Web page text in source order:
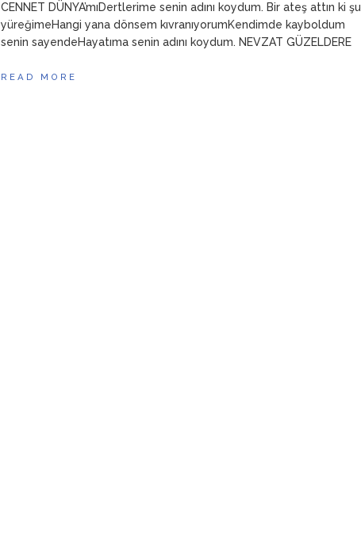
CENNET DÜNYA’mıDertlerime senin adını koydum. Bir ateş attın ki şu
yüreğimeHangi yana dönsem kıvranıyorumKendimde kayboldum
senin sayendeHayatıma senin adını koydum. NEVZAT GÜZELDERE
READ MORE